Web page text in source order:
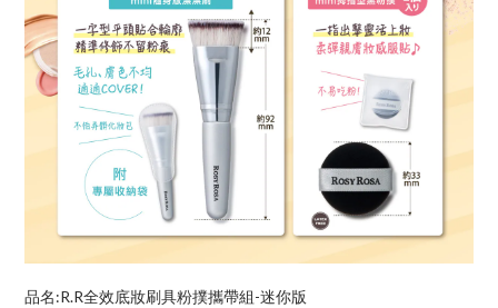
品名:R.R全效底妝刷具粉撲攜帶組-迷你版